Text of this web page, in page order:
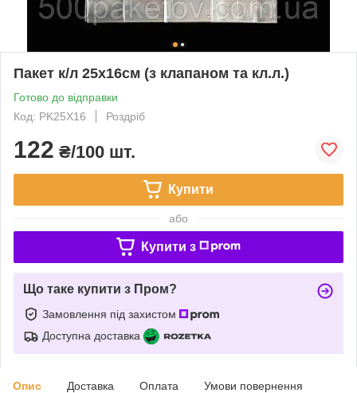
Пакет к/л 25х16см (з клапаном та кл.л.)
Готово до відправки
Код: PK25X16
Роздріб
122 ₴/100 шт.
Купити
або
Купити з
Що таке купити з Пром?
Замовлення під захистом
Доступна доставка
Опис Доставка Оплата Умови повернення